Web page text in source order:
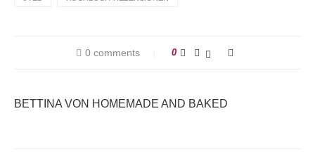
0 comments 0
BETTINA VON HOMEMADE AND BAKED